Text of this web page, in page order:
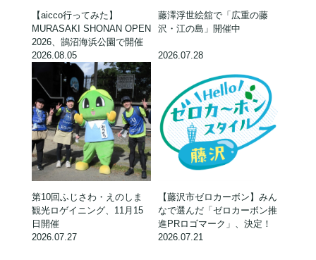
【aicco行ってみた】
MURASAKI SHONAN OPEN
2026、鵠沼海浜公園で開催
2026.08.05
藤澤浮世絵舘で「広重の藤
沢・江の島」開催中
2026.07.28
第10回ふじさわ・えのしま
観光ロゲイニング、11月15
日開催
2026.07.27
【藤沢市ゼロカーボン】みん
なで選んだ「ゼロカーボン推
進PRロゴマーク」、決定！
2026.07.21